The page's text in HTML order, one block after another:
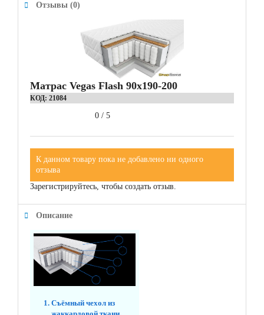
Отзывы (0)
Матрас Vegas Flash 90x190-200
КОД: 21084
0 / 5
К данном товару пока не добавлено ни одного
отзыва
Зарегистрируйтесь, чтобы создать отзыв.
Описание
Съёмный чехол из